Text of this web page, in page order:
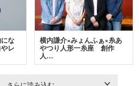
な
レ
横内謙介×みょんふぁ×糸あ
やつり人形一糸座 創作
人…